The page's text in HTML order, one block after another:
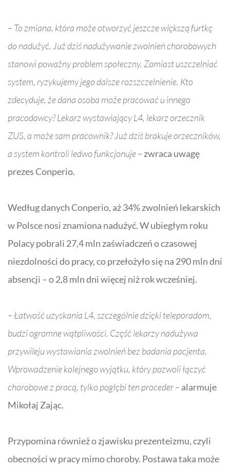
– To zmiana, która może otworzyć jeszcze większą furtkę
do nadużyć. Już dziś nadużywanie zwolnień chorobowych
stanowi poważny problem społeczny. Zamiast uszczelniać
system, ryzykujemy jego dalsze rozszczelnienie. Kto
zdecyduje, że dana osoba może pracować u innego
pracodawcy? Lekarz wystawiającyL4, lekarz orzecznik
ZUS, a może sam pracownik? Już dziś brakuje orzeczników,
a system kontroli ledwo funkcjonuje – zwraca uwagę
prezesConperio.
Według danychConperio, aż 34% zwolnień lekarskich
w Polsce nosi znamiona nadużyć. W ubiegłym roku
Polacy pobrali 27,4 mln zaświadczeń o czasowej
niezdolności do pracy, co przełożyło się na 290 mln dni
absencji – o 2,8 mln dni więcej niż rok wcześniej.
– Łatwość uzyskania L4, szczególnie dzięki teleporadom,
budzi ogromne wątpliwości. Część lekarzy nadużywa
przywileju wystawiania zwolnień bez badania pacjenta.
Wprowadzenie kolejnego wyjątku, który pozwoli łączyć
chorobowe z pracą, tylko pogłębi ten proceder – alarmuje
Mikołaj Zając.
Przypomina również o zjawisku prezenteizmu, czyli
obecności w pracy mimo choroby. Postawa taka może